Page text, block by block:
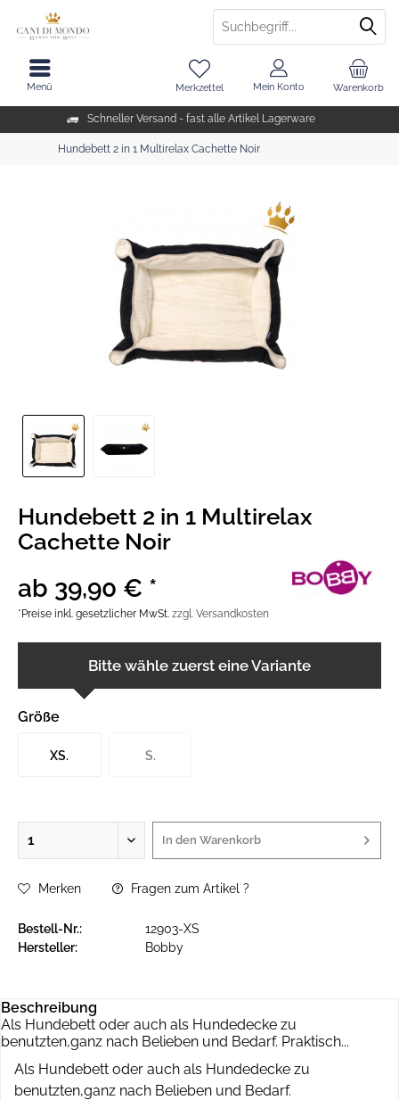
Schneller Versand - fast alle Artikel Lagerware
Warenkorb
Merkzettel Mein Konto
Menü
Hundebett 2 in 1 Multirelax Cachette Noir
Hundebett 2 in 1 Multirelax
Cachette Noir
ab 39,90 € *
*Preise inkl. gesetzlicher MwSt. zzgl. Versandkosten
Bitte wähle zuerst eine Variante
Größe
XS. S.
In den Warenkorb
Merken Fragen zum Artikel ?
Bestell-Nr.:
12903-XS
Hersteller:
Bobby
Beschreibung
Als Hundebett oder auch als Hundedecke zu
benutzten,ganz nach Belieben und Bedarf. Praktisch...
Als Hundebett oder auch als Hundedecke zu
benutzten,ganz nach Belieben und Bedarf.